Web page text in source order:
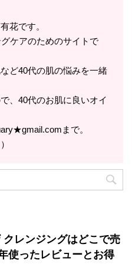
花です。
ケアのためのサイトで
ど40代の肌の悩みを一緒
、40代のお肌に良いオイ
まで。
クレンジングはどこで売
使ったレビューとお得